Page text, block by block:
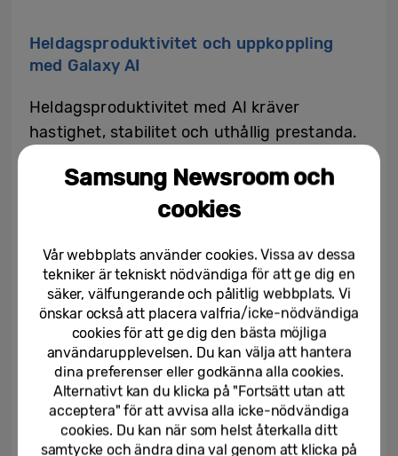
Heldagsproduktivitet och uppkoppling
med Galaxy AI
Heldagsproduktivitet med AI kräver
hastighet, stabilitet och uthållig prestanda.
datorkapacitet med Galaxy AI[11]för att
leverera snabba och intuitiva upplevelser
och molnbaserad intelligens. Resultatet är
smarta verktyg som upplevs omedelbara,
pålitliga och redo att användas från morgon
till kväll.
MedAI Select[12]kan användare enkelt
markera text direkt på pekskärmen och
omedelbart få relevant information och
insikter vid surf, shopping eller
Samsung Newsroom och
cookies
Vår webbplats använder cookies. Vissa av dessa
tekniker är tekniskt nödvändiga för att ge dig en
säker, välfungerande och pålitlig webbplats. Vi
önskar också att placera valfria/icke-nödvändiga
cookies för att ge dig den bästa möjliga
användarupplevelsen. Du kan välja att hantera
dina preferenser eller godkänna alla cookies.
Alternativt kan du klicka på "Fortsätt utan att
acceptera" för att avvisa alla icke-nödvändiga
cookies. Du kan när som helst återkalla ditt
samtycke och ändra dina val genom att klicka på